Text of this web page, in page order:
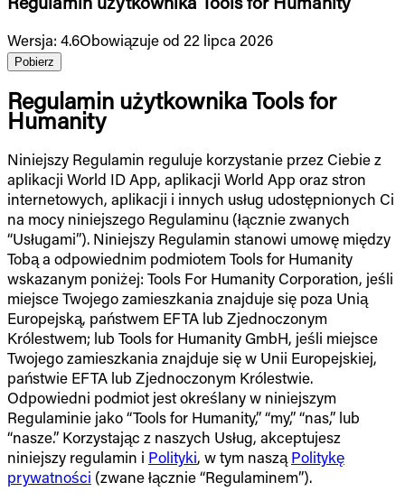
Wersja: 4.6Obowiązuje od 22 lipca 2026
Pobierz
Regulamin użytkownika Tools for
Humanity
Niniejszy Regulamin reguluje korzystanie przez Ciebie z
aplikacji World ID App, aplikacji World App oraz stron
internetowych, aplikacji i innych usług udostępnionych Ci
na mocy niniejszego Regulaminu (łącznie zwanych
“Usługami”). Niniejszy Regulamin stanowi umowę między
Tobą a odpowiednim podmiotem Tools for Humanity
wskazanym poniżej: Tools For Humanity Corporation, jeśli
miejsce Twojego zamieszkania znajduje się poza Unią
Europejską, państwem EFTA lub Zjednoczonym
Królestwem; lub Tools for Humanity GmbH, jeśli miejsce
Twojego zamieszkania znajduje się w Unii Europejskiej,
państwie EFTA lub Zjednoczonym Królestwie.
Odpowiedni podmiot jest określany w niniejszym
Regulaminie jako “Tools for Humanity,” “my,” “nas,” lub
“nasze.” Korzystając z naszych Usług, akceptujesz
niniejszy regulamin i Polityki, w tym naszą Politykę
prywatności (zwane łącznie “Regulaminem”).